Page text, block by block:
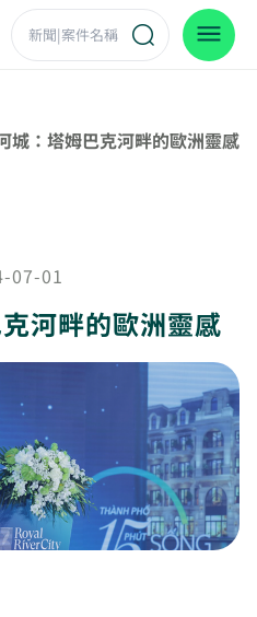
城：塔姆巴克河畔的歐洲靈感
07-01
河畔的歐洲靈感